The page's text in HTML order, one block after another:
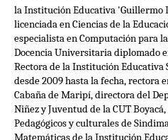
la Institución Educativa 'Guillermo
licenciada en Ciencias de la
especialista en Computación para
Docencia Universitaria diplomado
Rectora de la Institución Educativa
desde 2009 hasta la fecha, rectora
Cabaña de Maripí, directora del
Niñez y Juventud de la CUT
Pedagógicos y culturales de
Matemáticas de la Institución